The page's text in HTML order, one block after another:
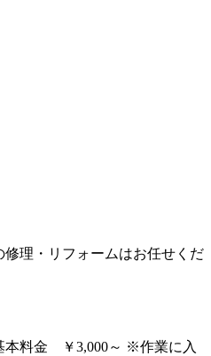
理・リフォームはお任せくだ
本料金 ￥3,000～ ※作業に入